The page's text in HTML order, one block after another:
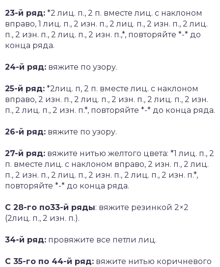
23-й ряд: *2 лиц. п., 2 п. вместе лиц. с наклоном
вправо, 1 лиц. п., 2 изн. п., 2 лиц. п., 2 изн. п., 2 лиц.
п., 2 изн. п., 2 лиц. п., 2 изн. п.,*, повторяйте *-* до
конца ряда.
24-й ряд: вяжите по узору.
25-й ряд: *2лиц. п, 2 п. вместе лиц. с наклоном
вправо, 2 изн. п., 2 лиц. п., 2 изн. п., 2 лиц. п., 2 изн.
п., 2 лиц. п., 2 изн. п.*, повторяйте *-* до конца ряда.
26-й ряд: вяжите по узору.
27-й ряд: вяжите нитью желтого цвета: *1 лиц. п., 2
п. вместе лиц. с наклоном вправо, 2 изн. п., 2 лиц.
п., 2 изн. п., 2 лиц. п., 2 изн. п., 2 лиц. п., 2 изн. п.*,
повторяйте *-* до конца ряда.
С 28-го по33-й ряды: вяжите резинкой 2×2
(2лиц. п., 2 изн. п.).
34-й ряд: провяжите все петли лиц.
С 35-го по 44-й ряд: вяжите нитью коричневого